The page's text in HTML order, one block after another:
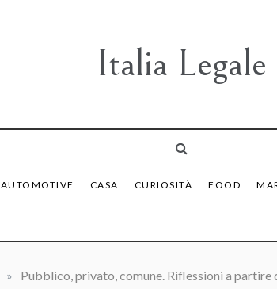
Italia Legale
AUTOMOTIVE CASA CURIOSITÀ FOOD
» Pubblico, privato, comune. Riflessioni a